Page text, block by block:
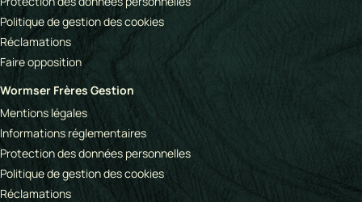
Politique de gestion des cookies
Réclamations
Faire opposition
Wormser Frères Gestion
Mentions légales
Informations réglementaires
Protection des données personnelles
Politique de gestion des cookies
Réclamations